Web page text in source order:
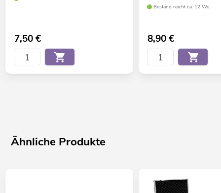
7,50€
Bestand reicht ca. 12 Wo.
8,90€
Ähnliche Produkte